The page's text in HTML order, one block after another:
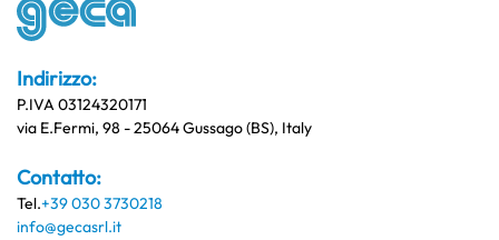
Indirizzo:
P.IVA 03124320171
via E.Fermi, 98 - 25064 Gussago (BS), Italy
Contatto:
Tel.+39 030 3730218
info@gecasrl.it